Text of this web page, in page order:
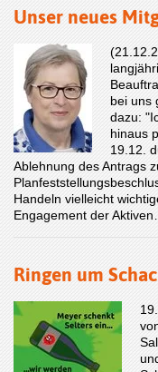
Unser neues
bei uns
dazu:
hinaus
19.12.
Ablehnung des Antrags
Handeln vielleicht
Engagement der
Ringen um